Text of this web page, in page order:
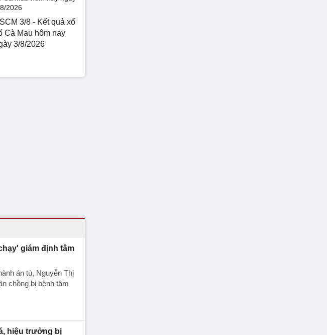
3/8 - Kết quả xổ
Cà Mau hôm nay
3/8/2026
giám định tâm
án tù, Nguyễn Thị
chồng bị bệnh tâm
hiệu trưởng bị